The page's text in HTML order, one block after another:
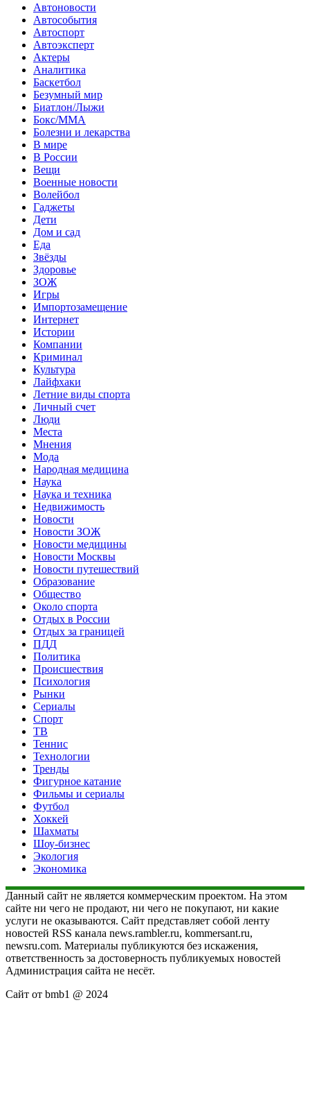
Автоновости
Автособытия
Автоспорт
Автоэксперт
Актеры
Аналитика
Баскетбол
Безумный мир
Биатлон/Лыжи
Бокс/MMA
Болезни и лекарства
В мире
В России
Вещи
Военные новости
Волейбол
Гаджеты
Дети
Дом и сад
Еда
Звёзды
Здоровье
ЗОЖ
Игры
Импортозамещение
Интернет
Истории
Компании
Криминал
Культура
Лайфхаки
Летние виды спорта
Личный счет
Люди
Места
Мнения
Мода
Народная медицина
Наука
Наука и техника
Недвижимость
Новости
Новости ЗОЖ
Новости медицины
Новости Москвы
Новости путешествий
Образование
Общество
Около спорта
Отдых в России
Отдых за границей
ПДД
Политика
Происшествия
Психология
Рынки
Сериалы
Спорт
ТВ
Теннис
Технологии
Тренды
Фигурное катание
Фильмы и сериалы
Футбол
Хоккей
Шахматы
Шоу-бизнес
Экология
Экономика
Данный сайт не является коммерческим проектом. На этом
сайте ни чего не продают, ни чего не покупают, ни какие
услуги не оказываются. Сайт представляет собой ленту
новостей RSS канала news.rambler.ru, kommersant.ru,
newsru.com. Материалы публикуются без искажения,
ответственность за достоверность публикуемых новостей
Администрация сайта не несёт.
Сайт от bmb1 @ 2024